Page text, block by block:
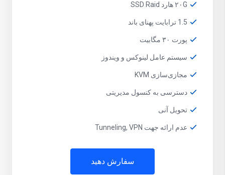
۲۰G هارد SSD Raid
1.5 ترابایت پهنای باند
پورت ۳۰ مگابیت
سیستم عامل لینوکس و ویندوز
مجازی‌سازی KVM
دسترسی به کنسول مدیریتی
تحویل آنی
عدم ارائه جهت Tunneling, VPN
سفارش دهید